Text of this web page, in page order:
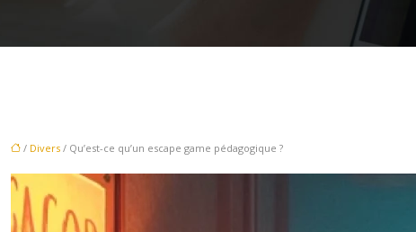
/ Divers / Qu’est-ce qu’un escape game pédagogique ?